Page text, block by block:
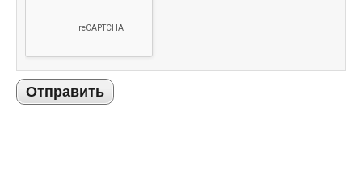
Отправить